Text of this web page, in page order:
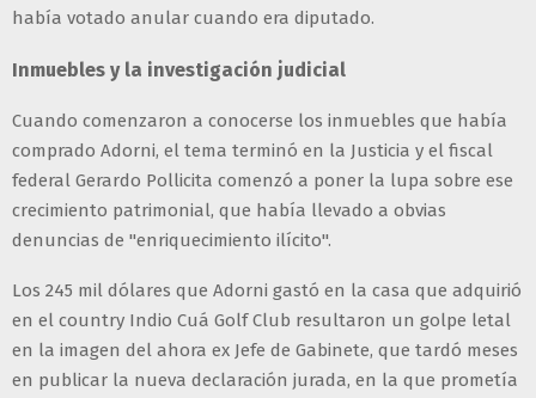
había votado anular cuando era diputado.
Inmuebles y la investigación judicial
Cuando comenzaron a conocerse los inmuebles que había
comprado Adorni, el tema terminó en la Justicia y el fiscal
federal Gerardo Pollicita comenzó a poner la lupa sobre ese
crecimiento patrimonial, que había llevado a obvias
denuncias de "enriquecimiento ilícito".
Los 245 mil dólares que Adorni gastó en la casa que adquirió
en el country Indio Cuá Golf Club resultaron un golpe letal
en la imagen del ahora ex Jefe de Gabinete, que tardó meses
en publicar la nueva declaración jurada, en la que prometía